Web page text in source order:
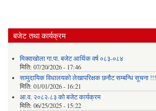
बजेट तथा कार्यक्रम
मिक्वाखोला गा.पा. बजेट आर्थिक वर्ष ०८३-०८४
मिति: 07/20/2026 - 17:46
सामुदायिक विधालयको लेखापरिक्षक छनौट सम्बन्धि सूचना !!!
मिति: 01/01/2026 - 16:21
आ.व. २०८२-८३ को बजेट कार्यक्रम
मिति: 06/25/2025 - 15:22